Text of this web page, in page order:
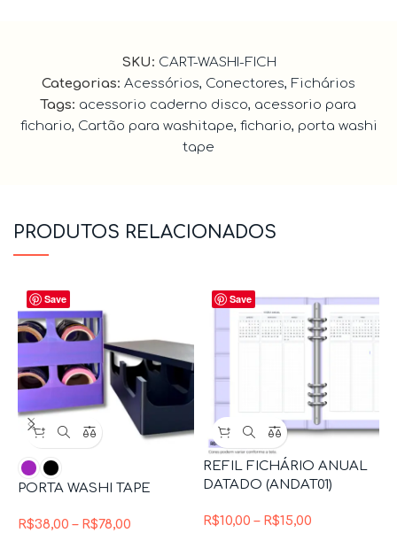
SKU: CART-WASHI-FICH
Categorias: Acessórios, Conectores, Fichários
Tags: acessorio caderno disco, acessorio para
fichario, Cartão para washitape, fichario, porta washi
tape
PRODUTOS RELACIONADOS
Save
PORTA WASHI TAPE
R$38,00 – R$78,00
Save
REFIL FICHÁRIO ANUAL
DATADO (ANDAT01)
R$10,00 – R$15,00